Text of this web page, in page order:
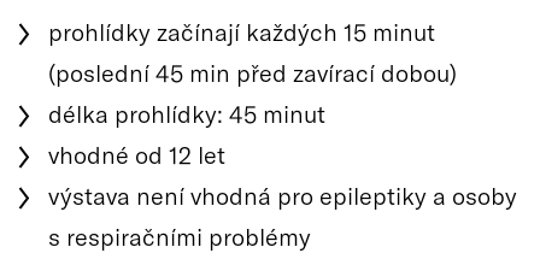
prohlídky začínají každých 15 minut
(poslední 45 min před zavírací dobou)
délka prohlídky: 45 minut
vhodné od 12 let
výstava není vhodná pro epileptiky a osoby
s respiračními problémy